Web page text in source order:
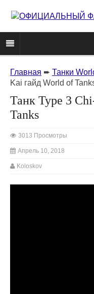
Главная ➨ Танки
Kai гайд World of
Танк Type 3
Tanks
3013 Просмотры
Апрель 10, 2018
Koloskov